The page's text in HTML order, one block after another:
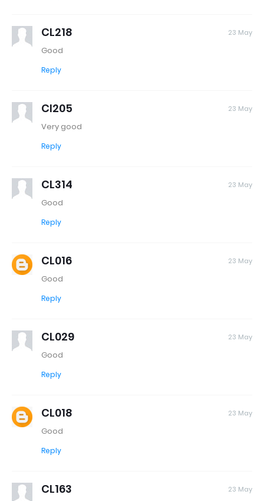
CL218 23 May
Good
Reply
Cl205 23 May
Very good
Reply
CL314 23 May
Good
Reply
CL016 23 May
Good
Reply
CL029 23 May
Good
Reply
CL018 23 May
Good
Reply
CL163 23 May